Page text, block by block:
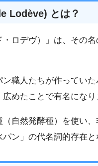
Lodève) とは？
・ロデヴ）」は、その名
ン職人たちが作ってい
めたことで有名になり
自然発酵種）を使い
ン」の代名詞的存在と